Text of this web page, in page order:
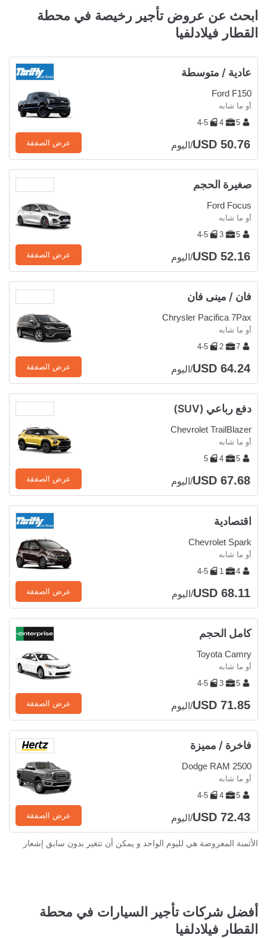
ابحث عن عروض تأجير رخيصة في محطة
القطار فيلادلفيا
عادية / متوسطة
Ford F150
أو ما شابه
5
4
4-5
USD 50.76/اليوم عرض الصفقة
صغيرة الحجم
Ford Focus
أو ما شابه
5
3
4-5
USD 52.16/اليوم عرض الصفقة
فان / مينى فان
Chrysler Pacifica 7Pax
أو ما شابه
7
2
4-5
USD 64.24/اليوم عرض الصفقة
دفع رباعي (SUV)
Chevrolet TrailBlazer
أو ما شابه
5
4
5
USD 67.68/اليوم عرض الصفقة
اقتصادية
Chevrolet Spark
أو ما شابه
4
1
4-5
USD 68.11/اليوم عرض الصفقة
كامل الحجم
Toyota Camry
أو ما شابه
5
3
4-5
USD 71.85/اليوم عرض الصفقة
فاخرة / مميزة
Dodge RAM 2500
أو ما شابه
5
4
4-5
USD 72.43/اليوم عرض الصفقة
الأثمنة المعروضة هي لليوم الواحد و يمكن أن تتغير بدون سابق إشعار
أفضل شركات تأجير السيارات في محطة
القطار فيلادلفيا